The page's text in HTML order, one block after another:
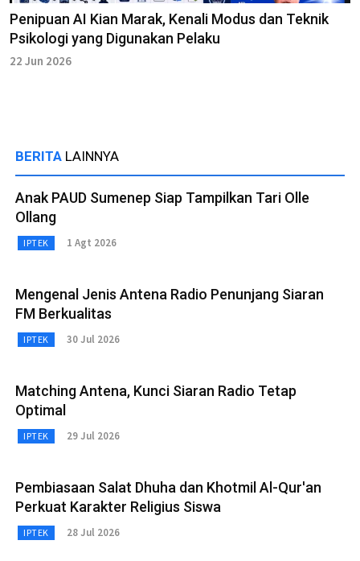
Penipuan AI Kian Marak, Kenali Modus dan Teknik
Psikologi yang Digunakan Pelaku
22 Jun 2026
BERITA LAINNYA
Anak PAUD Sumenep Siap Tampilkan Tari Olle
Ollang
IPTEK 1 Agt 2026
Mengenal Jenis Antena Radio Penunjang Siaran
FM Berkualitas
IPTEK 30 Jul 2026
Matching Antena, Kunci Siaran Radio Tetap
Optimal
IPTEK 29 Jul 2026
Pembiasaan Salat Dhuha dan Khotmil Al-Qur'an
Perkuat Karakter Religius Siswa
IPTEK 28 Jul 2026